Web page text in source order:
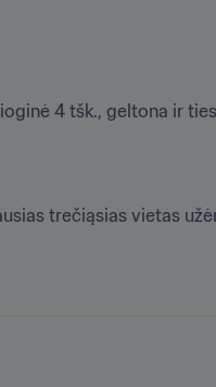
4 tšk., geltona ir
trečiąsias vietas